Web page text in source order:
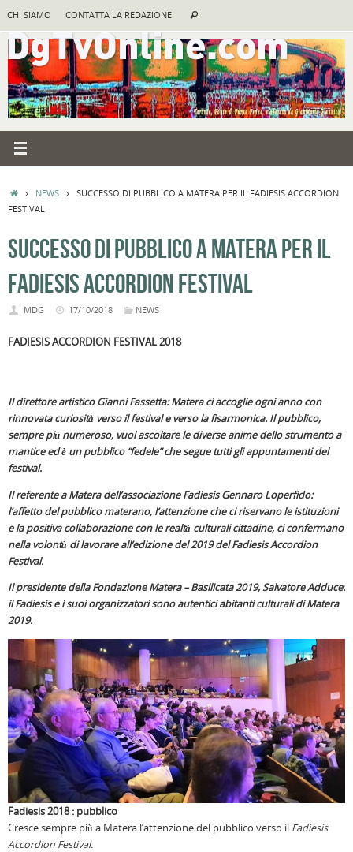
contenuto
CHI SIAMO CONTATTA LA REDAZIONE Cerca
HOMENEWS
SUCCESSO DI PUBBLICO A MATERA PER IL FADIESIS ACCORDION
FESTIVAL
SUCCESSO DI PUBBLICO A MATERA PER IL
FADIESIS ACCORDION FESTIVAL
MDG 17/10/2018 NEWS
FADIESIS ACCORDION FESTIVAL 2018
Il direttore artistico Gianni Fassetta: Matera ci accoglie ogni anno con
rinnovata curiosità verso il festival e verso la fisarmonica. Il pubblico,
sempre più numeroso, vuol ascoltare le diverse anime dello strumento a
mantice ed è un pubblico “fedele” che segue tutti gli appuntamenti del
festival.
Il referente a Matera dell’associazione Fadiesis Gennaro Loperfido:
l’affetto del pubblico materano, l’attenzione che ci riservano le istituzioni
e la positiva collaborazione con le realtà culturali cittadine, ci confermano
nella volontà di lavorare all’edizione del 2019 del Fadiesis Accordion
Festival.
Il presidente della Fondazione Matera – Basilicata 2019, Salvatore Adduce:
il Fadiesis e i suoi organizzatori sono autentici abitanti culturali di Matera
2019.
Fadiesis 2018 : pubblico
Cresce sempre più a Matera l’attenzione del pubblico verso il Fadiesis
Accordion Festival.